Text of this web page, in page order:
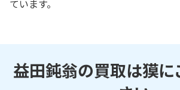
ています。
益田鈍翁の買取は獏